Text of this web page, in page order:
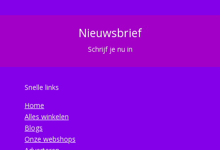
Nieuwsbrief
Schrijf je nu in
Snelle links
Home
Alles winkelen
Blogs
Onze webshops